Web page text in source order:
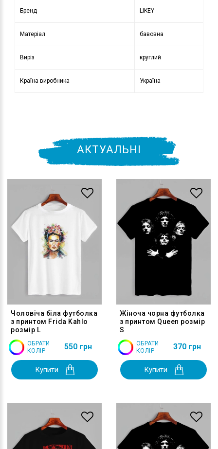
Бренд LIKEY
Матеріал бавовна
Виріз круглий
Країна виробника Україна
АКТУАЛЬНІ
Чоловіча біла футболка
з принтом Frida Kahlo
розмір L
ОБРАТИ
КОЛІР
550 грн
Купити
Жіноча чорна футболка
з принтом Queen розмір
S
ОБРАТИ
КОЛІР
370 грн
Купити